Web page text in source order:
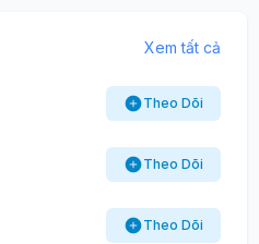
Xem tất cả
Theo Dõi
Theo Dõi
Theo Dõi